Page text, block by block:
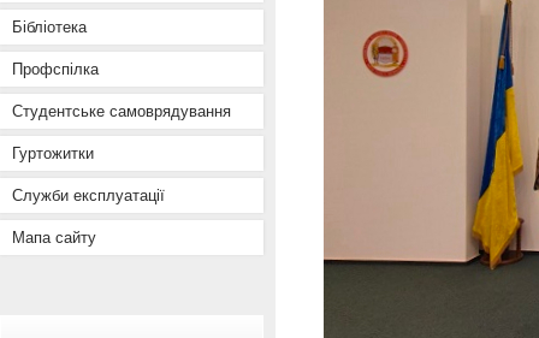
Бібліотека
Профспілка
Студентське самоврядування
Гуртожитки
Служби експлуатації
Мапа сайту